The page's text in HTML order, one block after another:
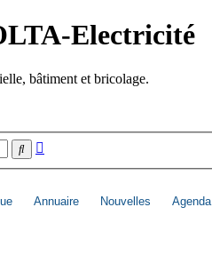
Electricité
bâtiment et bricolage.
Rechercher
Annuaire Nouvelles Agenda